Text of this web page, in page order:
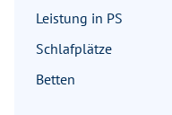
Leistung in PS
Schlafplätze
Betten